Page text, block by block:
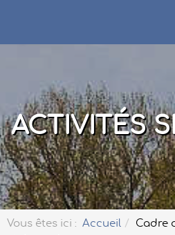
ACTIVITÉS
Vous êtes ici : Accueil Cadre